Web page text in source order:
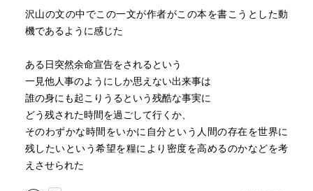
沢山の文の中でこの一文が作者がこの本を書こうとした動
機であるように感じた
ある日突然余命宣告をされるという
一見他人事のようにしか思えない出来事は
誰の身にも起こりうるという残酷な事実に
どう残された時間を過ごして行くか、
そのわずかな時間をいかに自分という人間の存在を世界に
残したいという希望を糧により密度を高めるのかなどを考
えさせられた